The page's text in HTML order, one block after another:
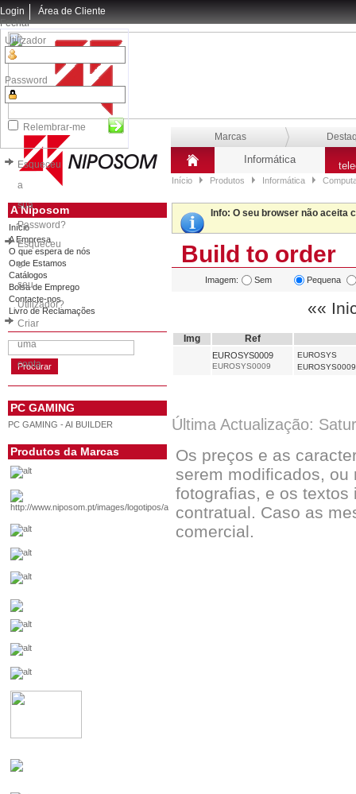
Login
Fechar
Utilizador
Password
Relembrar-me
Esqueceu
a
sua
Password?
Esqueceu
o
seu
Utilizador?
Criar
uma
conta
Área de Cliente
Marcas
Informática
Início Produtos Informática
A Niposom
Início
A Empresa
O que espera de nós
Onde Estamos
Catálogos
Bolsa de Emprego
Contacte-nos
Livro de Reclamações
PC GAMING
PC GAMING - AI BUILDER
Produtos da Marcas
Info: O seu browser não aceita
Build to order
Imagem: Sem Pequena
««
Img Ref
EUROSYS0009
EUROSYS0009
EUROSYS
EUROSYS0009
Última Actualização:
Os preços e as
serem modificados, ou
fotografias, e os
contratual. Caso as
comercial.